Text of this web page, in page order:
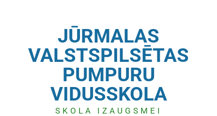
JŪRMALAS
VALSTSPILSĒTAS
PUMPURU
VIDUSSKOLA
SKOLA IZAUGSMEI